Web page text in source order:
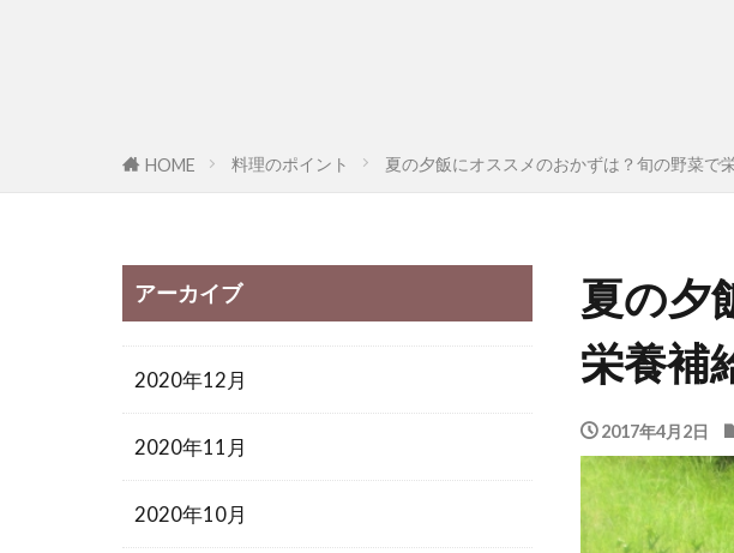
HOME 料理のポイント 夏の夕飯にオススメのおかずは？旬の野菜で
夏の夕
栄養補
2017年4月2日
アーカイブ
2020年12月
2020年11月
2020年10月